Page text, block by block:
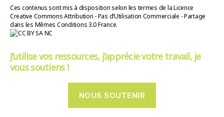
Ces contenus sont mis à disposition selon les termes de la Licence
Creative Commons Attribution - Pas d’Utilisation Commerciale - Partage
dans les Mêmes Conditions 3.0 France.
J’utilise vos ressources, j’apprécie votre travail, je
vous soutiens !
NOUS SOUTENIR